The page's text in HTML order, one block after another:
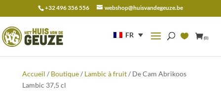
+32 496 356 556 webshop@huisvandegeuze.be
FR (0)
pour :
Accueil / Boutique/ Lambic à fruit/ De Cam Abrikoos
Lambic 37,5 cl